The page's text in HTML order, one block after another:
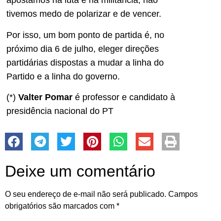
tivemos medo de polarizar e de vencer.
Por isso, um bom ponto de partida é, no
próximo dia 6 de julho, eleger direções
partidárias dispostas a mudar a linha do
Partido e a linha do governo.
(*) Valter Pomar é professor e candidato à
presidência nacional do PT
Deixe um comentário
O seu endereço de e-mail não será publicado. Campos
obrigatórios são marcados com *